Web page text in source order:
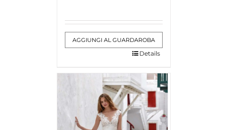
AGGIUNGI AL GUARDAROBA
Details